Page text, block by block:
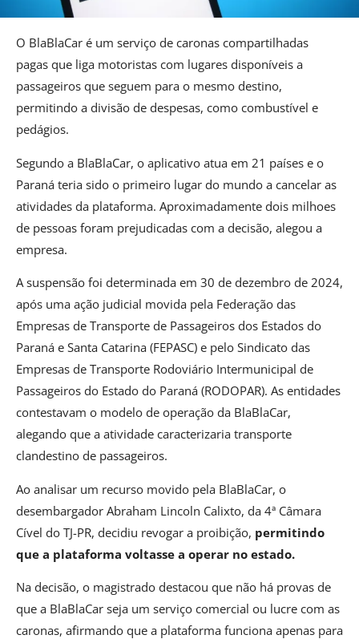
O BlaBlaCar é um serviço de caronas compartilhadas
pagas que liga motoristas com lugares disponíveis a
passageiros que seguem para o mesmo destino,
permitindo a divisão de despesas, como combustível e
pedágios.
Segundo a BlaBlaCar, o aplicativo atua em 21 países e o
Paraná teria sido o primeiro lugar do mundo a cancelar as
atividades da plataforma. Aproximadamente dois milhoes
de pessoas foram prejudicadas com a decisão, alegou a
empresa.
A suspensão foi determinada em 30 de dezembro de 2024,
após uma ação judicial movida pela Federação das
Empresas de Transporte de Passageiros dos Estados do
Paraná e Santa Catarina (FEPASC) e pelo Sindicato das
Empresas de Transporte Rodoviário Intermunicipal de
Passageiros do Estado do Paraná (RODOPAR). As entidades
contestavam o modelo de operação da BlaBlaCar,
alegando que a atividade caracterizaria transporte
clandestino de passageiros.
Ao analisar um recurso movido pela BlaBlaCar, o
desembargador Abraham Lincoln Calixto, da 4ª Câmara
Cível do TJ-PR, decidiu revogar a proibição, permitindo
que a plataforma voltasse a operar no estado.
Na decisão, o magistrado destacou que não há provas de
que a BlaBlaCar seja um serviço comercial ou lucre com as
caronas, afirmando que a plataforma funciona apenas para